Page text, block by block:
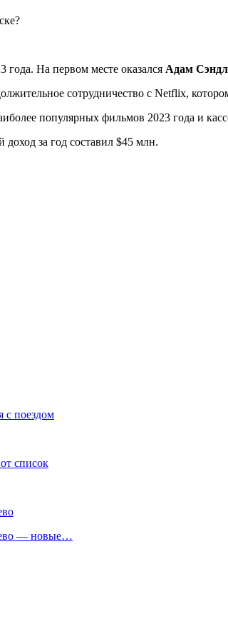
года. На первом месте оказался Адам
сотрудничество с Netflix,
популярных фильмов 2023 года и
доход за год составил $45 млн.
с поездом
список
— новые…